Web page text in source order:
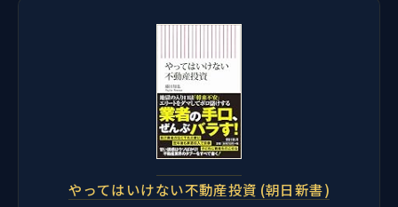
やってはいけない不動産投資 (朝日新書)